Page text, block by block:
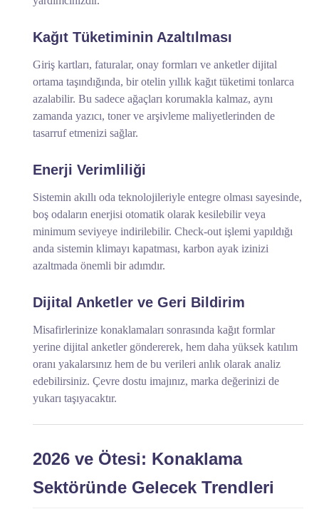
Kağıt Tüketiminin Azaltılması
Giriş kartları, faturalar, onay formları ve anketler dijital
ortama taşındığında, bir otelin yıllık kağıt tüketimi tonlarca
azalabilir. Bu sadece ağaçları korumakla kalmaz, aynı
zamanda yazıcı, toner ve arşivleme maliyetlerinden de
tasarruf etmenizi sağlar.
Enerji Verimliliği
Sistemin akıllı oda teknolojileriyle entegre olması sayesinde,
boş odaların enerjisi otomatik olarak kesilebilir veya
minimum seviyeye indirilebilir. Check-out işlemi yapıldığı
anda sistemin klimayı kapatması, karbon ayak izinizi
azaltmada önemli bir adımdır.
Dijital Anketler ve Geri Bildirim
Misafirlerinize konaklamaları sonrasında kağıt formlar
yerine dijital anketler göndererek, hem daha yüksek katılım
oranı yakalarsınız hem de bu verileri anlık olarak analiz
edebilirsiniz. Çevre dostu imajınız, marka değerinizi de
yukarı taşıyacaktır.
2026 ve Ötesi: Konaklama
Sektöründe Gelecek Trendleri